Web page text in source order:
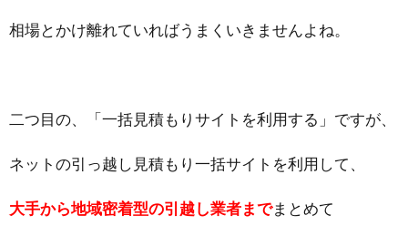
相場とかけ離れていればうまくいきませんよね。
二つ目の、「一括見積もりサイトを利用する」ですが、
ネットの引っ越し見積もり一括サイトを利用して、
大手から地域密着型の引越し業者までまとめて